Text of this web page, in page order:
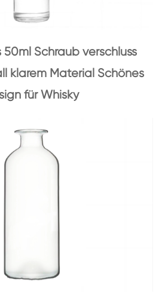
Schraub verschluss
klarem Material Schönes
für Whisky